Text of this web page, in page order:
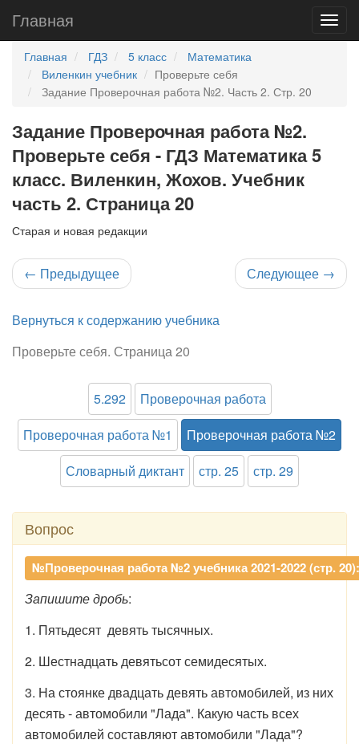
Главная
Главная ГДЗ 5 класс
Математика
Виленкин учебник
Проверьте себя
Задание Проверочная работа №2. Часть 2. Стр. 20
Задание Проверочная работа №2.
Проверьте себя - ГДЗ Математика 5
класс. Виленкин, Жохов. Учебник
часть 2. Страница 20
Старая и новая редакции
← Предыдущее Следующее →
Вернуться к содержанию учебника
Проверьте себя. Страница 20
5.292
Проверочная работа
Проверочная работа №1
Проверочная работа №2
Словарный диктант
стр. 25 стр. 29
Вопрос
№Проверочная работа №2 учебника 2021-2022 (стр. 20):
Запишите дробь:
1. Пятьдесят девять тысячных.
2. Шестнадцать девятьсот семидесятых.
3. На стоянке двадцать девять автомобилей, из них
десять - автомобили "Лада". Какую часть всех
автомобилей составляют автомобили "Лада"?